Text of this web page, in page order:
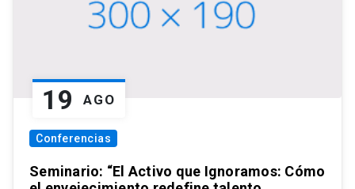
19 AGO
Conferencias
Seminario: “El Activo que Ignoramos: Cómo